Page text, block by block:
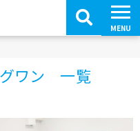
MENU
グワン 一覧